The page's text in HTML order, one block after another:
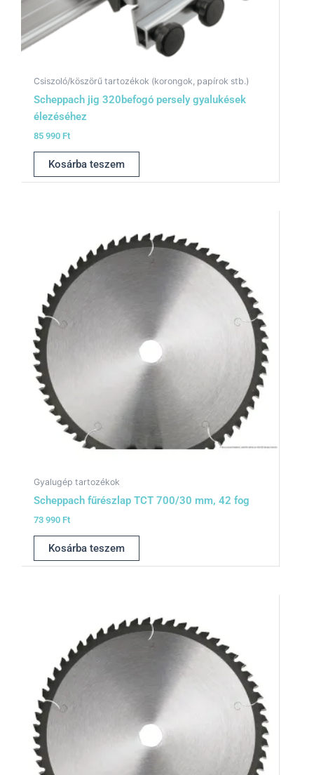
Csiszoló/köszörű tartozékok (korongok, papírok stb.)
Scheppach jig 320befogó persely gyalukések
élezéséhez
85 990 Ft
Kosárba teszem
Gyalugép tartozékok
Scheppach fűrészlap TCT 700/30 mm, 42 fog
73 990 Ft
Kosárba teszem